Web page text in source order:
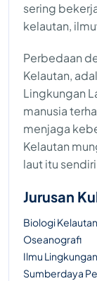
sering
kelautan,
Perbedaan
Kelautan,
Lingkungan
manusia
menjaga
Kelautan
laut itu
Jurusan
Biologi Kelautan
Oseanografi
Ilmu Lingkungan
Sumberdaya